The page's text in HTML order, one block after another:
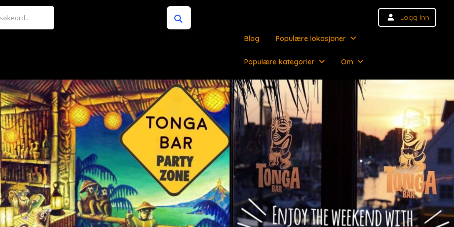
Logg Inn
Blog Populære lokasjoner
Populære kategorier Om